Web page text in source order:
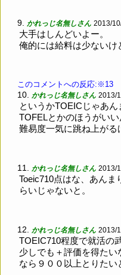
9. かれっじ名無しさん 2013/
大手はしんどいよー。
俺的には給料は少ないけ
このコメントへの反応:※13
10. かれっじ名無しさん 2013/
というかTOEICじゃあ
TOFELとかのほうがいい
難易度一気に跳ね上がる
11. かれっじ名無しさん 2013/
Toeic710点はな、あん
らいじゃないと。
12. かれっじ名無しさん 2013/
TOEIC710程度で就活の
少しでも＋評価を得た
なら９００以上とりたい